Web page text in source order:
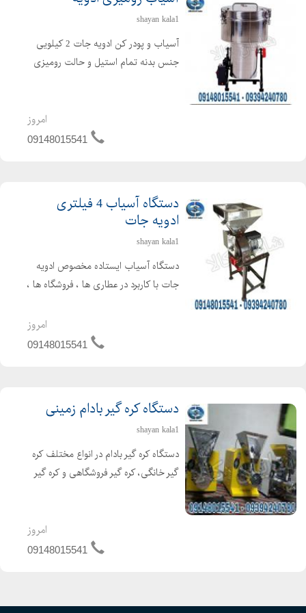
shayan kala1
آسیاب و پودر کن ادویه جات 2 کیلویی
جنس بدنه تمام استیل و حالت رومیزی
امروز
09148015541
دستگاه آسیاب 4 فیلتری
ادویه جات
shayan kala1
دستگاه آسیاب ایستاده مخصوص ادویه
جات با کاربرد در عطاری ها ، فروشگاه ها ،
ممکن تولید و به بازار عرضه می گردد. با
دستگاه پودر کن می توان کلیه ادویه
امروز
09148015541
دستگاه کره گیر بادام زمینی
shayan kala1
دستگاه کره گیر بادام در انواع مختلف کره
گیر خانگی، کره گیر فروشگاهی و کره گیر
لحاظ درآمدزایی نیز گزینه خوبی به شمار
امروز
09148015541